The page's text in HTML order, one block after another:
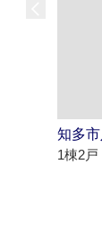
知多
1棟2戸